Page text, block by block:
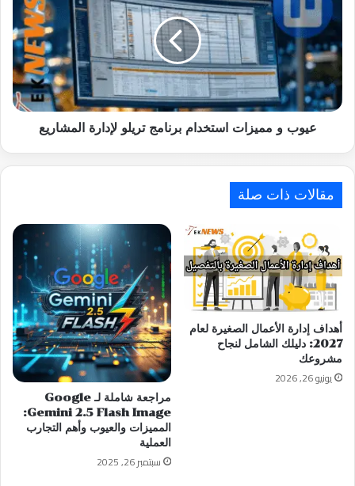
مميزات
استخدام
برنامج
تريلو
لإدارة
المشاريع
عيوب و مميزات استخدام برنامج تريلو لإدارة المشاريع
مقالات ذات صلة
أهداف إدارة الأعمال الصغيرة لعام
2027: دليلك الشامل لنجاح
مشروعك
يونيو 26, 2026
مراجعة شاملة لـ Google
Gemini 2.5 Flash Image:
المميزات والعيوب وأهم التجارب
العملية
سبتمبر 26, 2025